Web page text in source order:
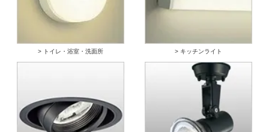
> トイレ・浴室・洗面所 > キッチンライト